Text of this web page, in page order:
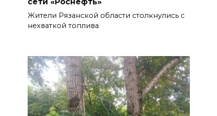
Жители Рязанской области столкнулись с
нехваткой топлива